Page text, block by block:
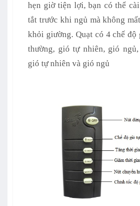
hẹn giờ tiện lợi, bạn có thể
tắt trước khi ngủ mà không
khỏi giường. Quạt có 4 chế
thường, gió tự nhiên, gió
gió tự nhiên và gió ngủ